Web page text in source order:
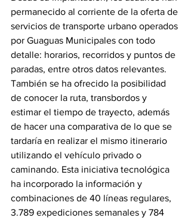
permanecido al corriente de la oferta de
servicios de transporte urbano operados
por Guaguas Municipales con todo
detalle: horarios, recorridos y puntos de
paradas, entre otros datos relevantes.
También se ha ofrecido la posibilidad
de conocer la ruta, transbordos y
estimar el tiempo de trayecto, además
de hacer una comparativa de lo que se
tardaría en realizar el mismo itinerario
utilizando el vehículo privado o
caminando. Esta iniciativa tecnológica
ha incorporado la información y
combinaciones de 40 líneas regulares,
3.789 expediciones semanales y 784